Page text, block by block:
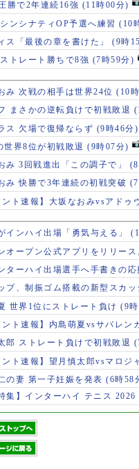
勝で2年連続16強 (11時00分)
ンシナティOP予選へ練習 (10
ス「最後の章を書けた」 (9時
トレート勝ちで8強 (7時59分)
み 次戦の相手は世界24位 (10
まさかの逆転負けで初戦敗退
ス 欠場で復帰ならず (9時46分)
世界8位が初戦敗退 (9時07分)
み 3回戦進出「この調子で」
み 快勝で3年連続の初戦突破
ント速報】大坂なおみvsアドゥ
インハイ出場「勇気与える」
オープン公式アプリをリリー
ターハイ出場選手へ手書きの
プ、制振ゴム搭載の新型スカ
世界1位にストレート負け (9
ント速報】内島萌夏vsサバレン
郎 ストレート負けで初戦敗退
ント速報】望月慎太郎vsマロジ
の妻 第一子妊娠を発表 (6時58
集】インターハイ テニス 2026